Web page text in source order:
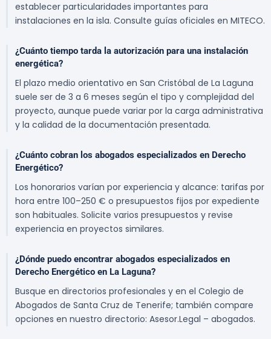
establecer particularidades importantes para
instalaciones en la isla. Consulte guías oficiales en MITECO.
¿Cuánto tiempo tarda la autorización para una instalación
energética?
El plazo medio orientativo en San Cristóbal de La Laguna
suele ser de 3 a 6 meses según el tipo y complejidad del
proyecto, aunque puede variar por la carga administrativa
y la calidad de la documentación presentada.
¿Cuánto cobran los abogados especializados en Derecho
Energético?
Los honorarios varían por experiencia y alcance: tarifas por
hora entre 100–250 € o presupuestos fijos por expediente
son habituales. Solicite varios presupuestos y revise
experiencia en proyectos similares.
¿Dónde puedo encontrar abogados especializados en
Derecho Energético en La Laguna?
Busque en directorios profesionales y en el Colegio de
Abogados de Santa Cruz de Tenerife; también compare
opciones en nuestro directorio: Asesor.Legal – abogados.